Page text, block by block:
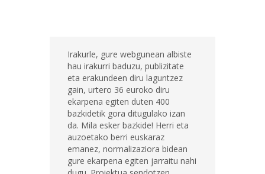
Irakurle, gure webgunean albiste
hau irakurri baduzu, publizitate
eta erakundeen diru laguntzez
gain, urtero 36 euroko diru
ekarpena egiten duten 400
bazkidetik gora ditugulako izan
da. Mila esker bazkide! Herri eta
auzoetako berri euskaraz
emanez, normalizaziora bidean
gure ekarpena egiten jarraitu nahi